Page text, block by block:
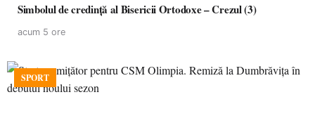
Simbolul de credinţă al Bisericii Ortodoxe – Crezul (3)
acum 5 ore
SPORT